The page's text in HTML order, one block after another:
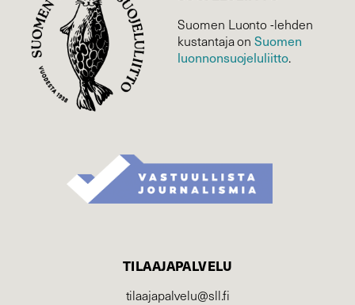
Suomen Luonto -lehden
kustantaja onSuomen
luonnonsuojelu­liitto.
TILAAJAPALVELU
tilaajapalvelu@sll.fi